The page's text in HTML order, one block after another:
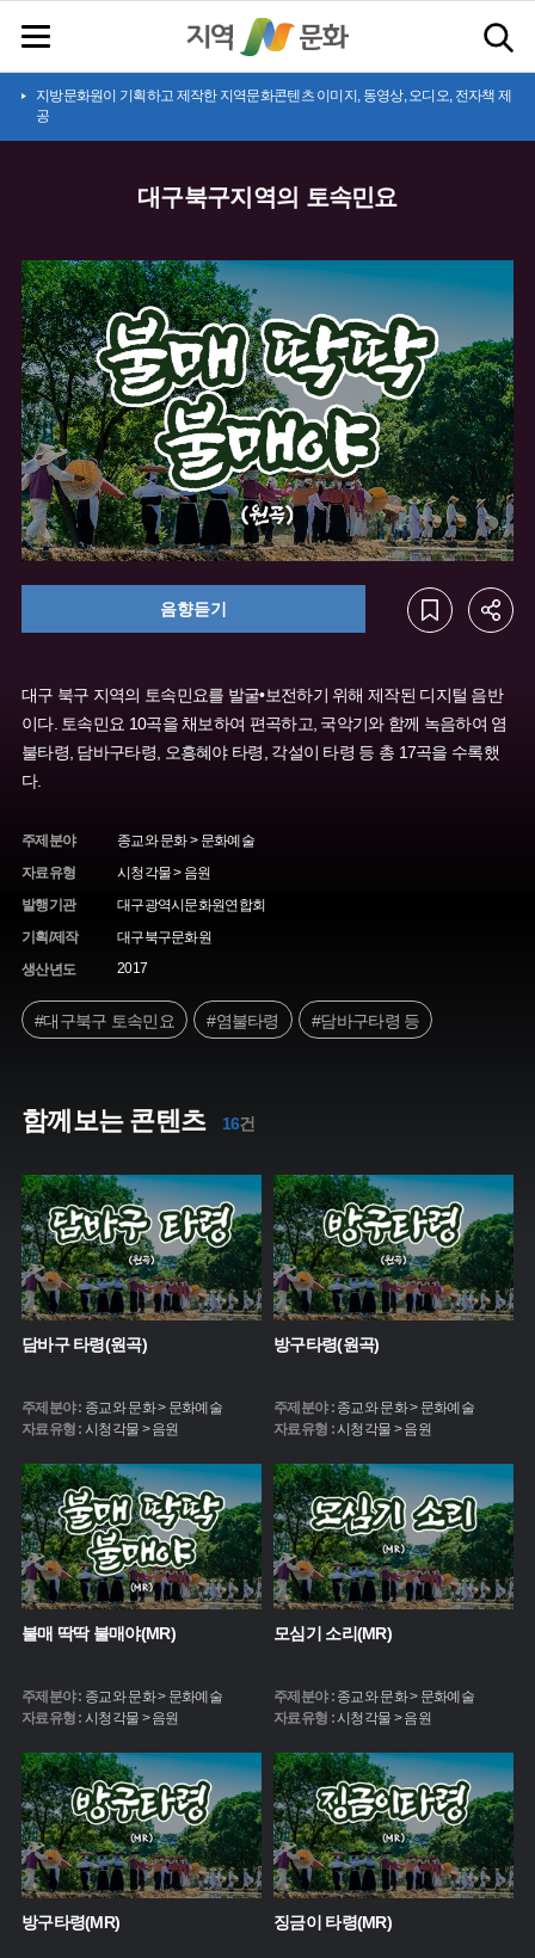
지방문화원이 기획하고 제작한 지역문화콘텐츠 이미지, 동영상, 오디오, 전자책 제
공
대구북구지역의 토속민요
대구 북구 지역의 토속민요를 발굴•보전하기 위해 제작된 디지털 음반
이다. 토속민요 10곡을 채보하여 편곡하고, 국악기와 함께 녹음하여 염
불타령, 담바구타령, 오흥혜야 타령, 각설이 타령 등 총 17곡을 수록했
다.
주제분야
종교와 문화 > 문화예술
자료유형
시청각물 > 음원
발행기관
대구광역시문화원연합회
기획/제작
대구북구문화원
생산년도
2017
음향듣기
#대구북구 토속민요 #염불타령 #담바구타령 등
함께보는 콘텐츠 16건
담바구 타령(원곡)
주제분야 : 종교와 문화 > 문화예술
자료유형 : 시청각물 > 음원
방구타령(원곡)
주제분야 :종교와 문화 > 문화예술
자료유형 :시청각물 > 음원
불매 딱딱 불매야(MR)
주제분야 : 종교와 문화 > 문화예술
자료유형 : 시청각물 > 음원
모심기 소리(MR)
주제분야 :종교와 문화 > 문화예술
자료유형 :시청각물 > 음원
방구타령(MR) 징금이 타령(MR)